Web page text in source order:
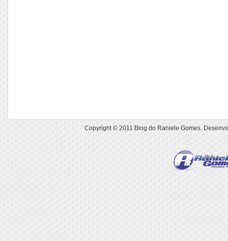
Copyright © 2011Blog do Raniele Gomes.